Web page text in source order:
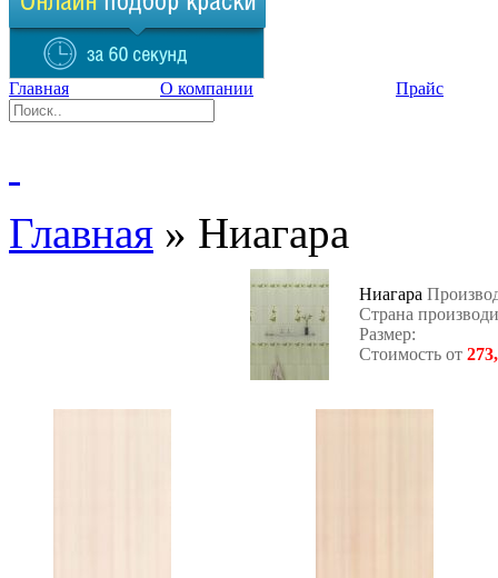
Главная О компании Прайс
Главная » Ниагара
Ниагара
Страна
Размер:
Стоимость от